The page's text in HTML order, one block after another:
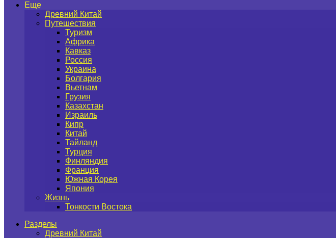
Еще
Древний Китай
Путешествия
Туризм
Африка
Кавказ
Россия
Украина
Болгария
Вьетнам
Грузия
Казахстан
Израиль
Кипр
Китай
Тайланд
Турция
Финляндия
Франция
Южная Корея
Япония
Жизнь
Тонкости Востока
Разделы
Древний Китай